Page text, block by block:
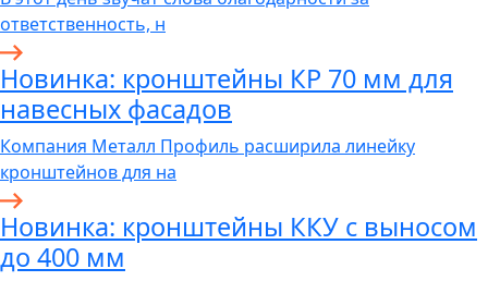
ответственность, н
Новинка: кронштейны КР 70 мм для
навесных фасадов
Компания Металл Профиль расширила линейку
кронштейнов для на
Новинка: кронштейны ККУ с выносом
до 400 мм